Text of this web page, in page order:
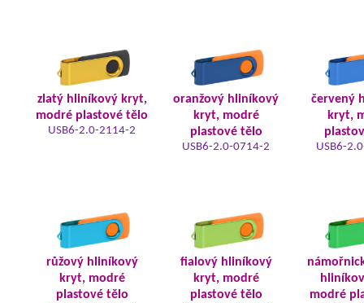
zlatý hliníkový kryt,
modré plastové tělo
USB6-2.0-2114-2
oranžový hliníkový
kryt, modré
plastové tělo
USB6-2.0-0714-2
červený
kryt,
USB6-
růžový hliníkový
kryt, modré
plastové tělo
fialový hliníkový
kryt, modré
plastové tělo
modré